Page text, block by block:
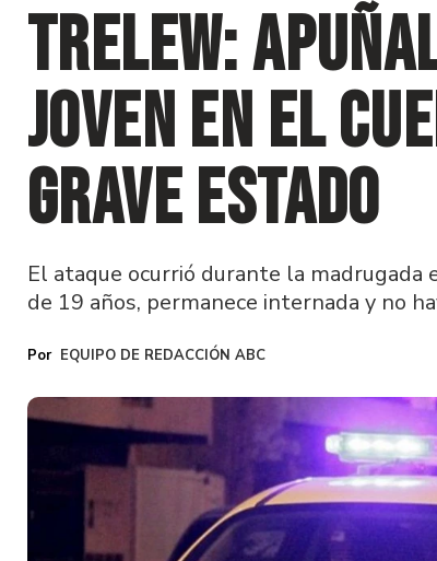
Trelew:
joven en el
grave estado
El ataque ocurrió durante la madrugada
de 19 años, permanece internada y no
EQUIPO DE REDACCIÓN ABC